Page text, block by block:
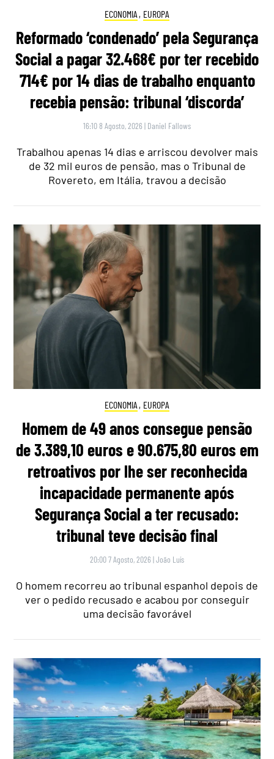
ECONOMIA , EUROPA
Reformado ‘condenado’ pela Segurança
Social a pagar 32.468€ por ter recebido
714€ por 14 dias de trabalho enquanto
recebia pensão: tribunal ‘discorda’
16:10 8 Agosto, 2026 | Daniel Fallows
Trabalhou apenas 14 dias e arriscou devolver mais
de 32 mil euros de pensão, mas o Tribunal de
Rovereto, em Itália, travou a decisão
ECONOMIA , EUROPA
Homem de 49 anos consegue pensão
de 3.389,10 euros e 90.675,80 euros em
retroativos por lhe ser reconhecida
incapacidade permanente após
Segurança Social a ter recusado:
tribunal teve decisão final
20:00 7 Agosto, 2026 |João Luís
O homem recorreu ao tribunal espanhol depois de
ver o pedido recusado e acabou por conseguir
uma decisão favorável